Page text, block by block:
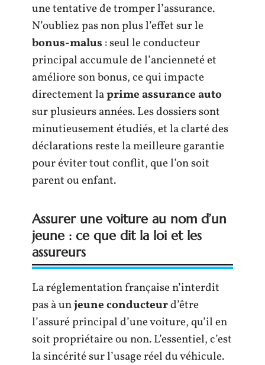
une tentative de tromper l’assurance.
N’oubliez pas non plus l’effet sur le
bonus-malus : seul le conducteur
principal accumule de l’ancienneté et
améliore son bonus, ce qui impacte
directement laprime assurance auto
sur plusieurs années. Les dossiers sont
minutieusement étudiés, et la clarté des
déclarations reste la meilleure garantie
pour éviter tout conflit, que l’on soit
parent ou enfant.
Assurer une voiture au nom d’un
jeune : ce que dit la loi et les
assureurs
La réglementation française n’interdit
pas à unjeune conducteurd’être
l’assuré principal d’une voiture, qu’il en
soit propriétaire ou non. L’essentiel, c’est
la sincérité sur l’usage réel du véhicule.